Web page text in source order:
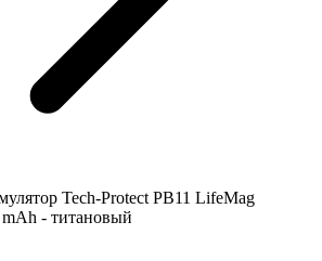
Tech-Protect PB11 LifeMag
- титановый